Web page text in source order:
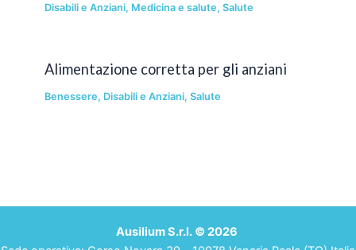
Disabili e Anziani, Medicina e salute,Salute
Alimentazione corretta per gli anziani
Benessere, Disabili e Anziani,Salute
Ausilium S.r.l. © 2026